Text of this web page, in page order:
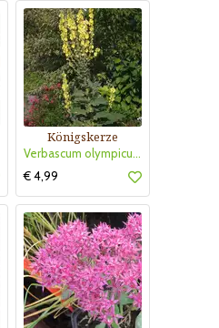
Königskerze
Verbascum olympicum
€ 4,99